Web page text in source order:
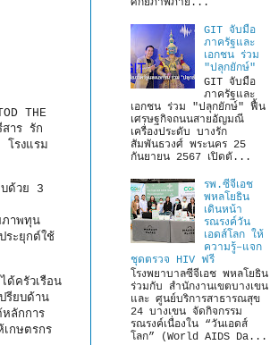
THE
าร รัก
โรงแรม
ด้วย 3
าพทุน
ระยุกต์ใช้
ด้ครัวเรือน
รียบด้าน
ลักการ
กษตรกร
ศักยภาพภาย...
GIT จับมือ
ภาครัฐและ
เอกชน ร่วม
"ปลุกยักษ์"
GIT จับมือ
ภาครัฐและ
เอกชน ร่วม "ปลุกยักษ์" ฟื้น
เศรษฐกิจถนนสายอัญมณี
เครื่องประดับ บางรัก
สัมพันธวงศ์ พระนคร 25
กันยายน 2567 เปิดตั...
รพ.ซีจีเอช
พหลโยธิน
เดินหน้า
รณรงค์วัน
เอดส์โลก ให้
ความรู้–แจก
ชุดตรวจ HIV ฟรี
โรงพยาบาลซีจีเอช พหลโยธิน
ร่วมกับ สำนักงานเขตบางเขน
และ ศูนย์บริการสาธารณสุข
24 บางเขน จัดกิจกรรม
รณรงค์เนื่องใน “วันเอดส์
โลก” (World AIDS Da...